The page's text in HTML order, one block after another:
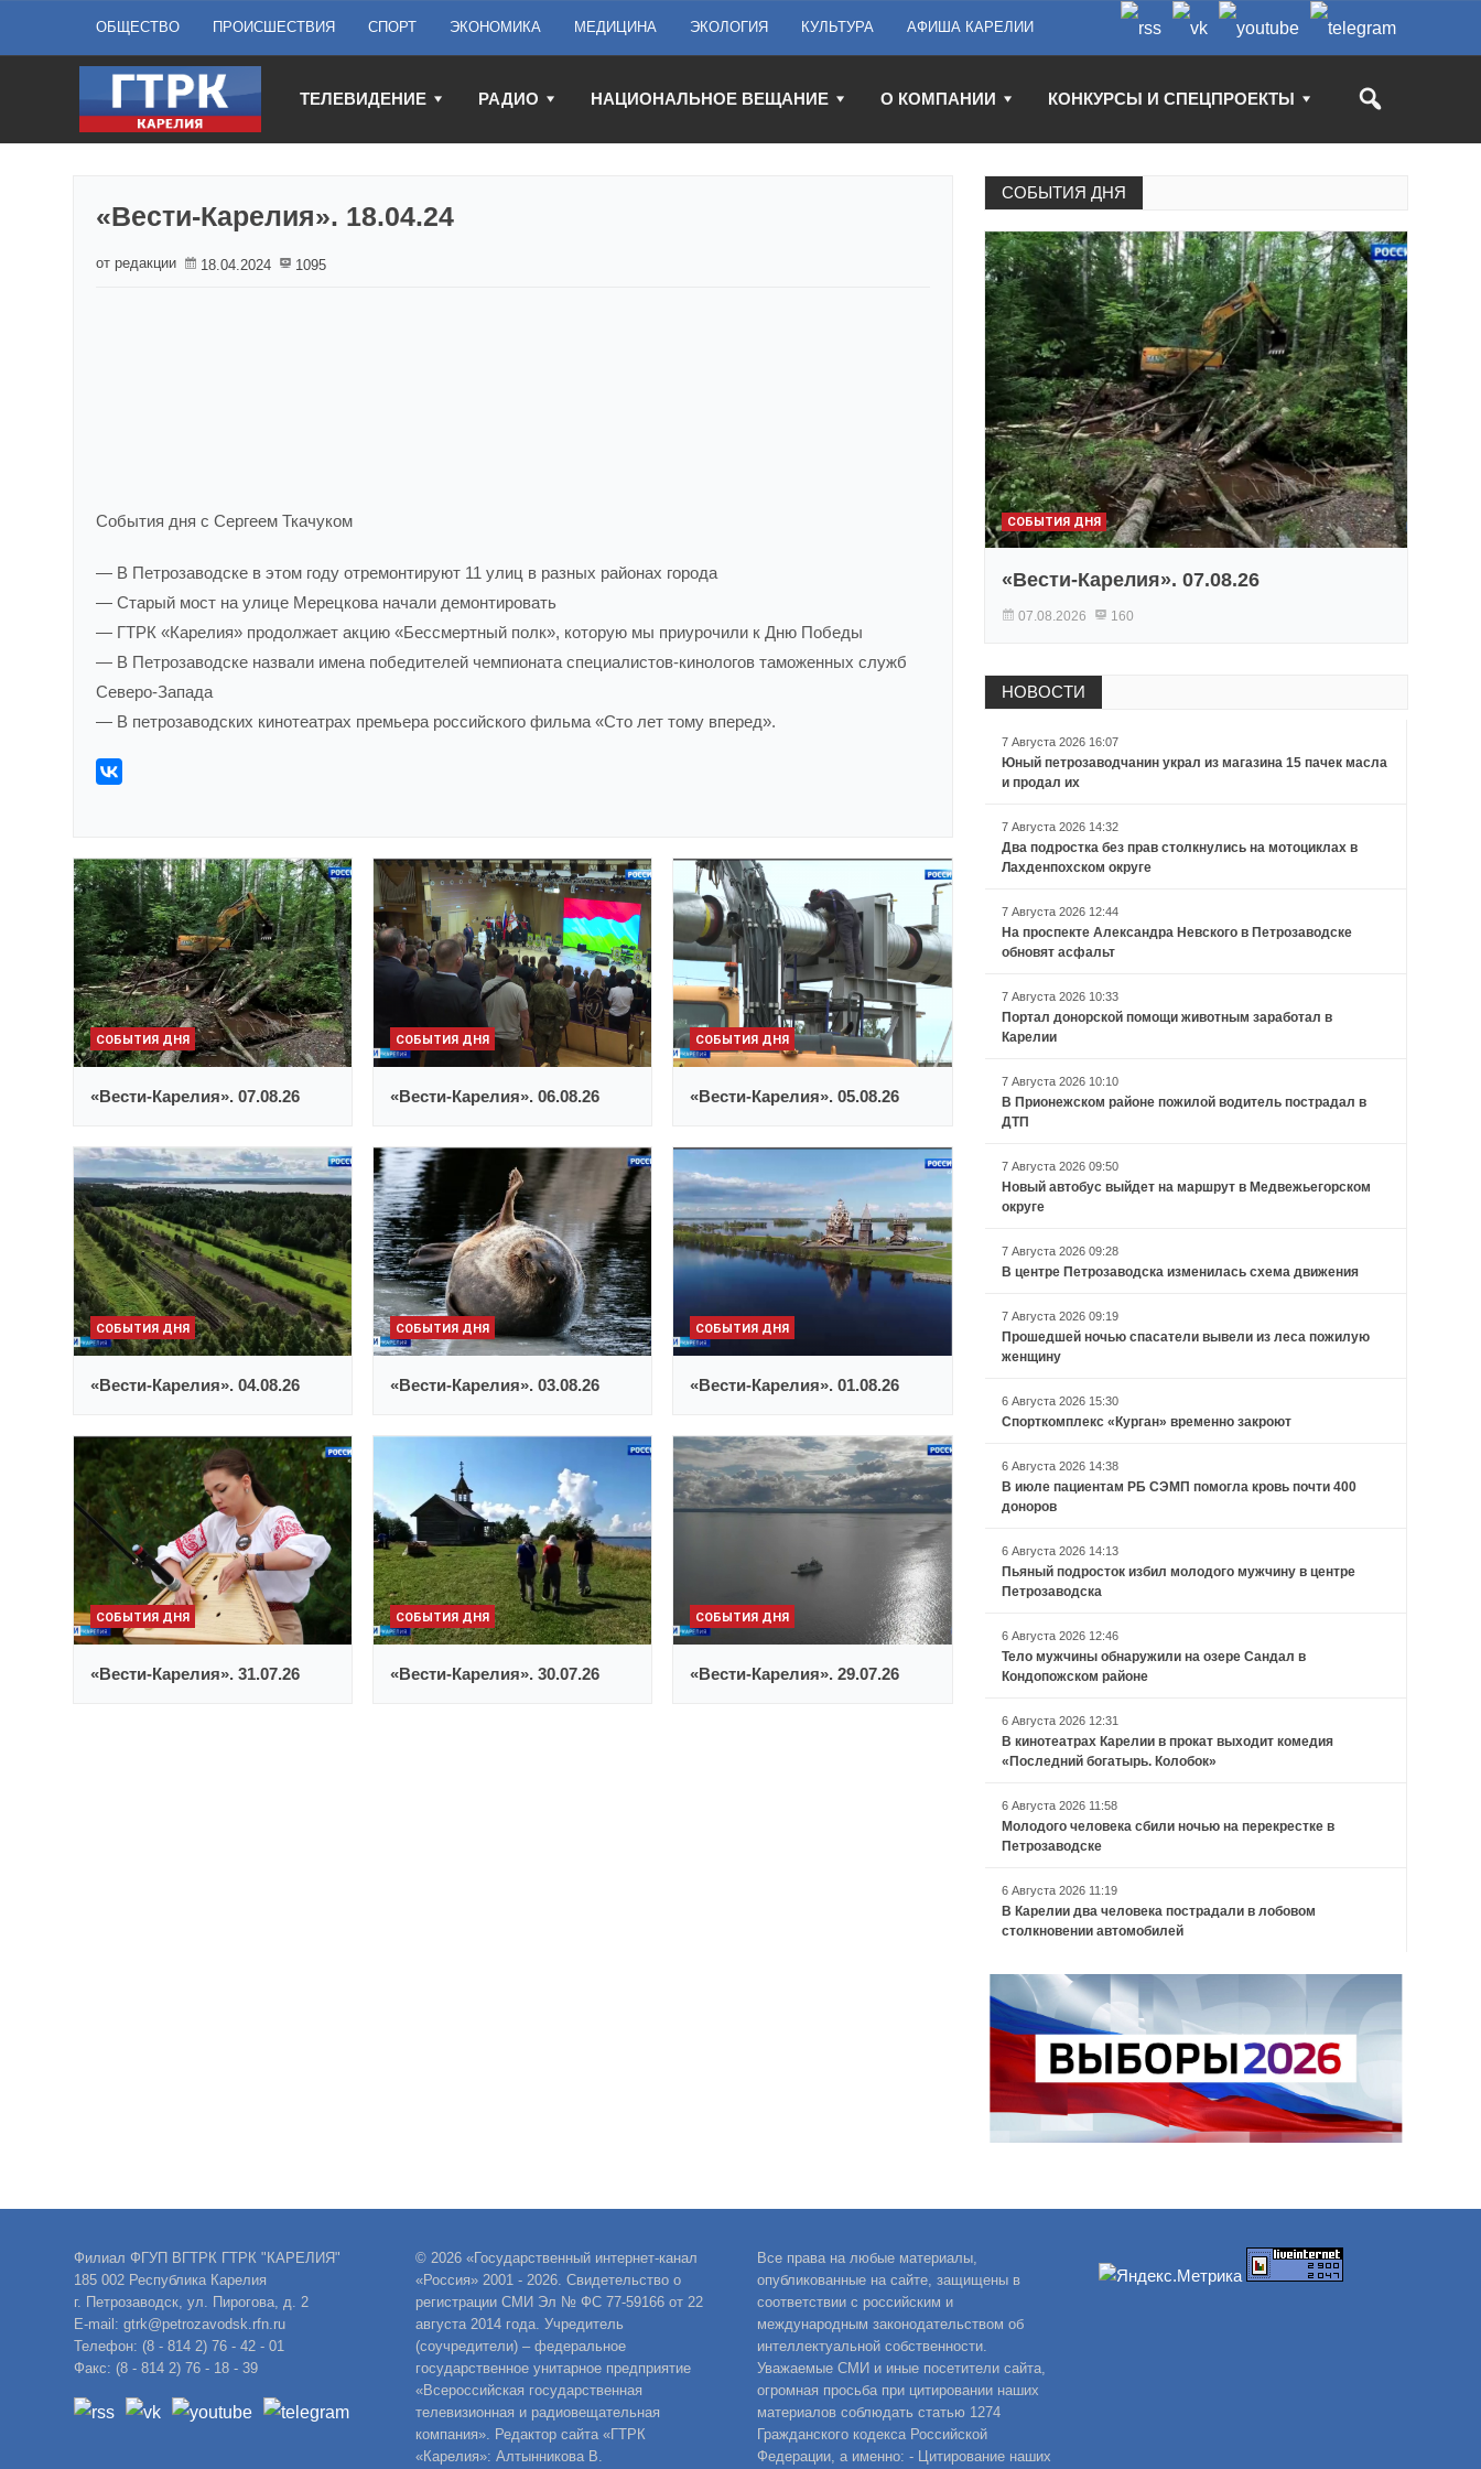
ОБЩЕСТВО ПРОИСШЕСТВИЯ СПОРТ ЭКОНОМИКА МЕДИЦИНА ЭКОЛОГИЯ КУЛЬТУРА АФИША КАРЕЛИИ
ТЕЛЕВИДЕНИЕ РАДИО НАЦИОНАЛЬНОЕ ВЕЩАНИЕ О КОМПАНИИ КОНКУРСЫ И СПЕЦПРОЕКТЫ
«Вести-Карелия». 18.04.24
от редакции 18.04.2024 1095
События дня с Сергеем Ткачуком
— В Петрозаводске в этом году отремонтируют 11 улиц в разных районах города
— Старый мост на улице Мерецкова начали демонтировать
— ГТРК «Карелия» продолжает акцию «Бессмертный полк», которую мы приурочили к Дню Победы
— В Петрозаводске назвали имена победителей чемпионата специалистов-кинологов таможенных служб
Северо-Запада
— В петрозаводских кинотеатрах премьера российского фильма «Сто лет тому вперед».
СОБЫТИЯ ДНЯ
«Вести-Карелия». 07.08.26
СОБЫТИЯ ДНЯ
«Вести-Карелия». 06.08.26
СОБЫТИЯ ДНЯ
«Вести-Карелия». 05.08.26
СОБЫТИЯ ДНЯ
«Вести-Карелия». 04.08.26
СОБЫТИЯ ДНЯ
«Вести-Карелия». 03.08.26
СОБЫТИЯ ДНЯ
«Вести-Карелия». 01.08.26
СОБЫТИЯ ДНЯ
«Вести-Карелия». 31.07.26
СОБЫТИЯ ДНЯ
«Вести-Карелия». 30.07.26
СОБЫТИЯ ДНЯ
«Вести-Карелия». 29.07.26
СОБЫТИЯ ДНЯ
СОБЫТИЯ ДНЯ
«Вести-Карелия». 07.08.26
07.08.2026 160
НОВОСТИ
7 Августа 2026 16:07
Юный петрозаводчанин украл из магазина 15 пачек масла
и продал их
7 Августа 2026 14:32
Два подростка без прав столкнулись на мотоциклах в
Лахденпохском округе
7 Августа 2026 12:44
На проспекте Александра Невского в Петрозаводске
обновят асфальт
7 Августа 2026 10:33
Портал донорской помощи животным заработал в
Карелии
7 Августа 2026 10:10
В Прионежском районе пожилой водитель пострадал в
ДТП
7 Августа 2026 09:50
Новый автобус выйдет на маршрут в Медвежьегорском
округе
7 Августа 2026 09:28
В центре Петрозаводска изменилась схема движения
7 Августа 2026 09:19
Прошедшей ночью спасатели вывели из леса пожилую
женщину
6 Августа 2026 15:30
Спорткомплекс «Курган» временно закроют
6 Августа 2026 14:38
В июле пациентам РБ СЭМП помогла кровь почти 400
доноров
6 Августа 2026 14:13
Пьяный подросток избил молодого мужчину в центре
Петрозаводска
6 Августа 2026 12:46
Тело мужчины обнаружили на озере Сандал в
Кондопожском районе
6 Августа 2026 12:31
В кинотеатрах Карелии в прокат выходит комедия
«Последний богатырь. Колобок»
6 Августа 2026 11:58
Молодого человека сбили ночью на перекрестке в
Петрозаводске
6 Августа 2026 11:19
В Карелии два человека пострадали в лобовом
столкновении автомобилей
Филиал ФГУП ВГТРК ГТРК "КАРЕЛИЯ"
185 002 Республика Карелия
г. Петрозаводск, ул. Пирогова, д. 2
E-mail: gtrk@petrozavodsk.rfn.ru
Телефон: (8 - 814 2) 76 - 42 - 01
Факс: (8 - 814 2) 76 - 18 - 39
© 2026 «Государственный интернет-канал
«Россия» 2001 - 2026. Свидетельство о
регистрации СМИ Эл № ФС 77-59166 от 22
августа 2014 года. Учредитель
(соучредители) – федеральное
государственное унитарное предприятие
«Всероссийская государственная
телевизионная и радиовещательная
компания». Редактор сайта «ГТРК
«Карелия»: Алтынникова В.
Все права на любые материалы,
опубликованные на сайте, защищены в
соответствии с российским и
международным законодательством об
интеллектуальной собственности.
Уважаемые СМИ и иные посетители сайта,
огромная просьба при цитировании наших
материалов соблюдать статью 1274
Гражданского кодекса Российской
Федерации, а именно: - Цитирование наших